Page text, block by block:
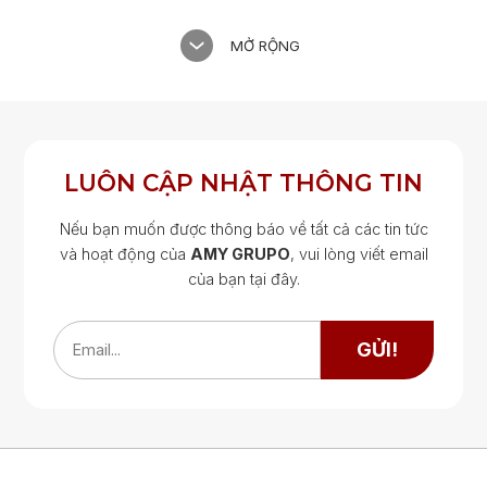
MỞ RỘNG
LUÔN CẬP NHẬT THÔNG TIN
Nếu bạn muốn được thông báo về tất cả các tin tức
và hoạt động của AMY GRUPO, vui lòng viết email
của bạn tại đây.
Email... GỬI!